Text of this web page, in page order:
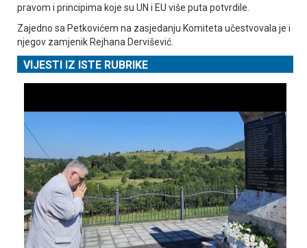
pravom i principima koje su UN i EU više puta potvrdile.
Zajedno sa Petkovićem na zasjedanju Komiteta učestvovala je i
njegov zamjenik Rejhana Dervišević.
VIJESTI IZ ISTE RUBRIKE